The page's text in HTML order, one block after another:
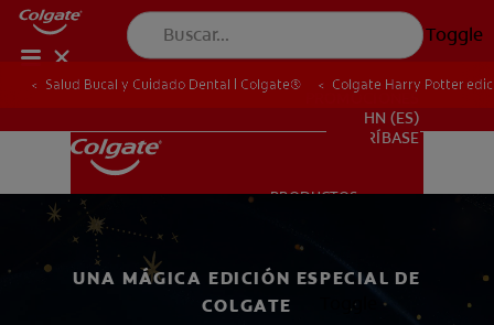
Toggle
SALUD BUCAL
PROMOCIONES
HN (ES)
SUSCRÍBASE
PRODUCTOS
SALUD BUCAL
Toggle
Salud Bucal y Cuidado Dental | Colgate® Colgate Harry Potter
UNA MÁGICA EDICIÓN ESPECIAL DE
COLGATE